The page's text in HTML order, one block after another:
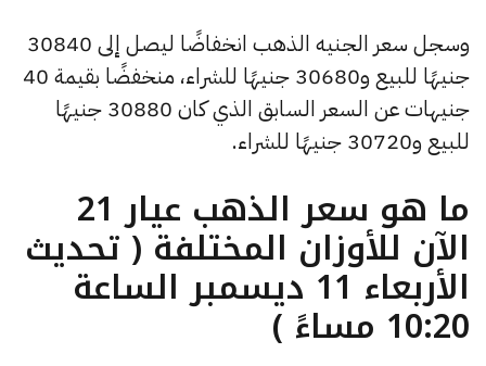
وسجل سعر الجنيه الذهب انخفاضًا ليصل إلى 30840
جنيهًا للبيع و30680 جنيهًا للشراء، منخفضًا بقيمة 40
جنيهات عن السعر السابق الذي كان 30880 جنيهًا
للبيع و30720 جنيهًا للشراء.
ما هو سعر الذهب عيار 21
الآن للأوزان المختلفة ( تحديث
الأربعاء 11 ديسمبر الساعة
10:20 مساءً )